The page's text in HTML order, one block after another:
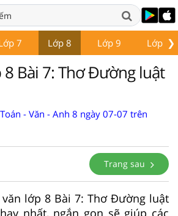
❯
7 Lớp 8 Lớp 9 Lớp 10
8 Bài 7: Thơ Đường luật
- Văn - Anh 8 ngày 07-07 trên
Trang sau
lớp 8 Bài 7: Thơ Đường luật
nhất, ngắn gọn sẽ giúp các